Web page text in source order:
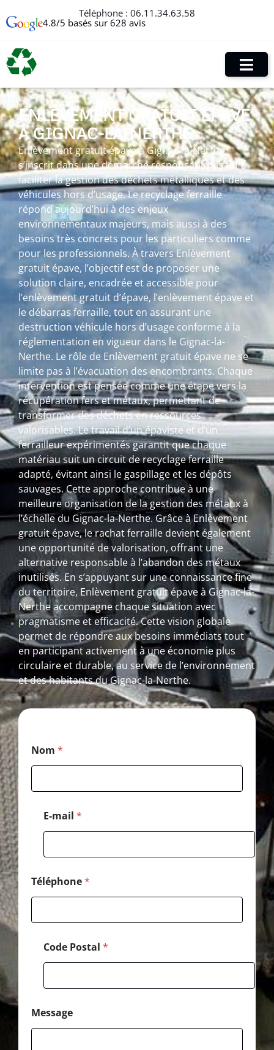
Téléphone : 06.11.34.63.58
4.8/5 basés sur 628 avis
ENLÈVEMENT GRATUIT ÉPAVE
À GIGNAC-LA-NERTHE
Enlèvement gratuit épave à Gignac-la-Nerthe
s’inscrit dans une démarche responsable visant à
faciliter la gestion des déchets métalliques et des
véhicules hors d’usage. Le recyclage ferraille
répond aujourd’hui à des enjeux
environnementaux majeurs, mais aussi à des
besoins très concrets pour les particuliers comme
pour les professionnels. À travers Enlèvement
gratuit épave, l’objectif est de proposer une
solution claire, encadrée et accessible pour
l’enlèvement gratuit d’épave, l’enlèvement épave et
le débarras ferraille, tout en assurant une
destruction véhicule hors d’usage conforme à la
réglementation en vigueur dans le Gignac-la-
Nerthe. Le rôle de Enlèvement gratuit épave ne se
limite pas à l’évacuation des encombrants. Chaque
intervention est pensée comme une étape vers la
récupération fers et métaux, permettant de
transformer des déchets en ressources
valorisables. Le travail d’un épaviste et d’un
ferrailleur expérimentés garantit que chaque
matériau suit un circuit de recyclage ferraille
adapté, évitant ainsi le gaspillage et les dépôts
sauvages. Cette approche contribue à une
meilleure organisation de la gestion des métaux à
l’échelle du Gignac-la-Nerthe. Grâce à Enlèvement
gratuit épave, le rachat ferraille devient également
une opportunité de valorisation, offrant une
alternative responsable à l’abandon des métaux
inutilisés. En s’appuyant sur une connaissance fine
du territoire, Enlèvement gratuit épave à Gignac-la-
Nerthe accompagne chaque situation avec
pragmatisme et efficacité. Cette vision globale
permet de répondre aux besoins immédiats tout
en participant activement à une économie plus
circulaire et durable, au service de l’environnement
et des habitants du Gignac-la-Nerthe.
Nom *
E-mail *
Téléphone*
Code Postal *
o
d
E
-
a
i
Message